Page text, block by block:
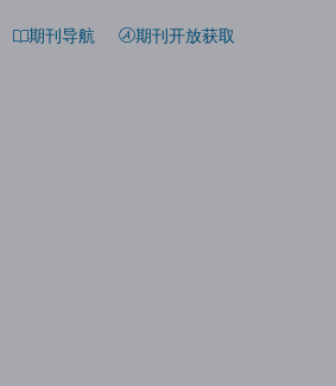
期刊导航 期刊开放获取